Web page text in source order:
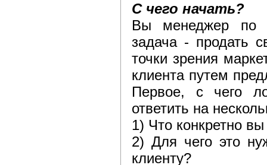
С чего начать?
Вы менеджер по
задача - продать
точки зрения
клиента путем
Первое, с чего
ответить на
1) Что конкретно
2) Для чего это
клиенту?